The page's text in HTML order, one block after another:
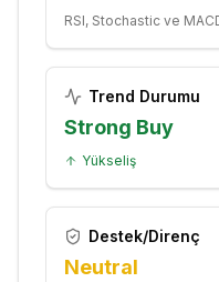
RSI, Stochastic ve
Trend Durumu
Strong Buy
Yükseliş
Destek/Direnç
Neutral